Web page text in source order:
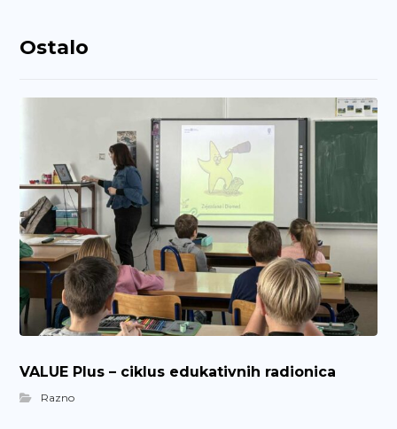
Ostalo
VALUE Plus – ciklus edukativnih radionica
Razno